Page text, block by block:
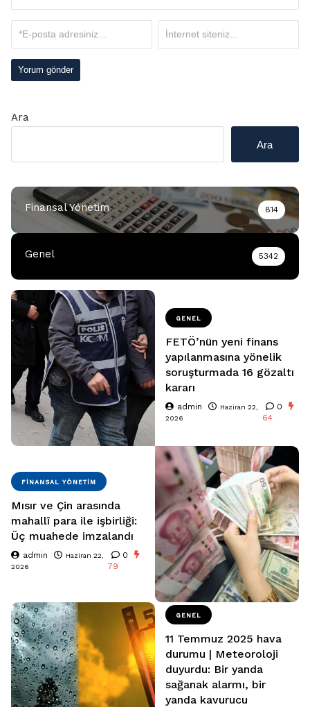
Ara
Ara
Finansal Yönetim 814
Genel 5342
GENEL
FETÖ’nün yeni finans
yapılanmasına yönelik
soruşturmada 16 gözaltı
kararı
admin
Haziran 22,
2026
0
64
FINANSAL YÖNETIM
Mısır ve Çin arasında
mahallî para ile işbirliği:
Üç muahede imzalandı
admin
Haziran 22,
2026
0
79
GENEL
11 Temmuz 2025 hava
durumu | Meteoroloji
duyurdu: Bir yanda
sağanak alarmı, bir
yanda kavurucu